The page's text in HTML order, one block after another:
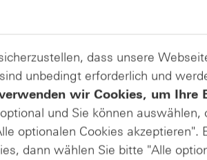
dass unsere
unbedingt erforderlich und
wir Cookies, um Ihre
und Sie können auswählen,
optionalen Cookies akzeptieren".
dann wählen Sie bitte "Alle